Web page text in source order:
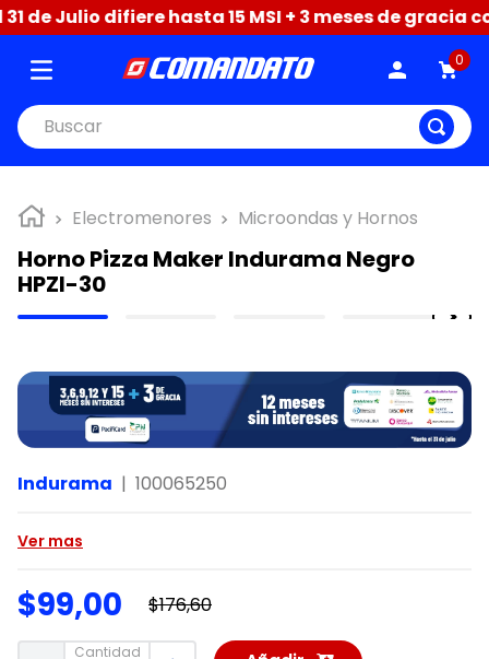
de Julio difiere hasta 15 MSI + 3 meses de gracia
0
Buscar
Electromenores Microondas y Hornos
Horno Pizza Maker Indurama Negro
HPZI-30
Indurama | 100065250
Ver mas
$99,00 $176,60
Cantidad